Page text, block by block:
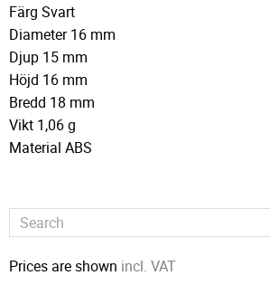
Färg Svart
Diameter 16 mm
Djup 15 mm
Höjd 16 mm
Bredd 18 mm
Vikt 1,06 g
Material ABS
Prices are shown incl. VAT